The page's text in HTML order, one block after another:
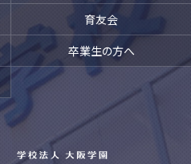
育友会
卒業生の方へ